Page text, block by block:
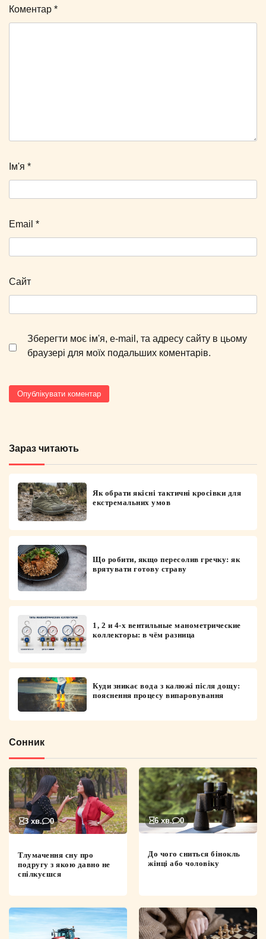
Коментар *
Ім'я *
Email *
Сайт
Зберегти моє ім'я, e-mail, та адресу сайту в цьому
браузері для моїх подальших коментарів.
Зараз читають
Як обрати якісні тактичні кросівки для
екстремальних умов
Що робити, якщо пересолив гречку: як
врятувати готову страву
1, 2 и 4-х вентильные манометрические
коллекторы: в чём разница
Куди зникає вода з калюжі після дощу:
пояснення процесу випаровування
Сонник
3 хв. 0
Тлумачення сну про
подругу з якою давно не
спілкуєшся
6 хв. 0
До чого сниться бінокль
жінці або чоловіку